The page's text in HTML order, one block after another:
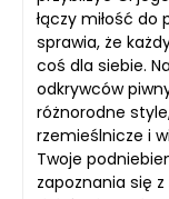
łączy miłość
sprawia, że
coś dla siebie.
odkrywców
różnorodne
rzemieślnicze i
Twoje
zapoznania się